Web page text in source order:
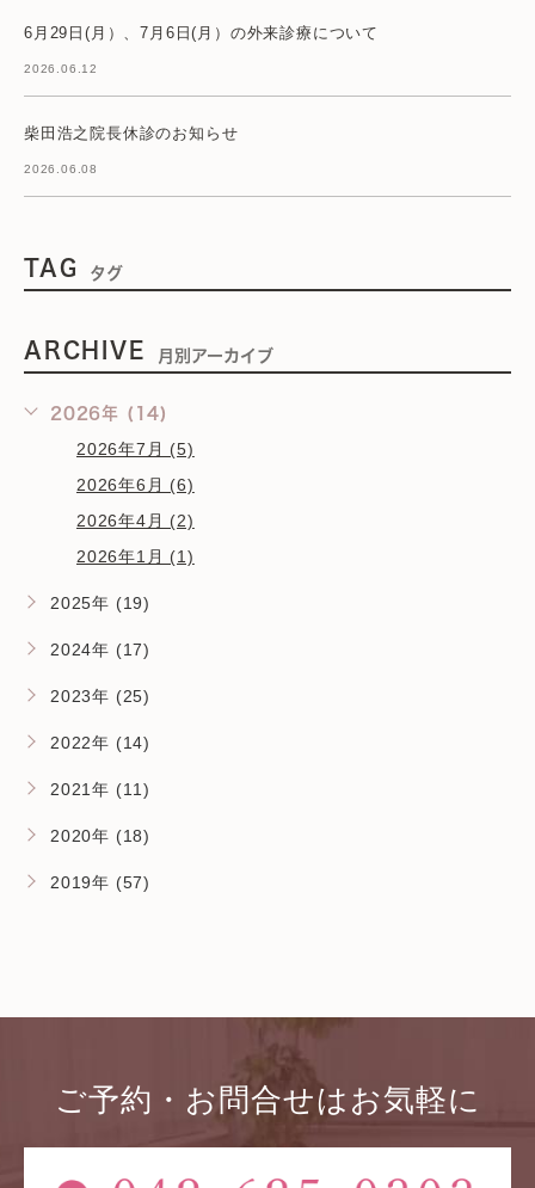
6月29日(月）、7月6日(月）の外来診療について
2026.06.12
柴田浩之院長休診のお知らせ
2026.06.08
TAG タグ
ARCHIVE 月別アーカイブ
2026年 (14)
2026年7月 (5)
2026年6月 (6)
2026年4月 (2)
2026年1月 (1)
2025年 (19)
2024年 (17)
2023年 (25)
2022年 (14)
2021年 (11)
2020年 (18)
2019年 (57)
ご予約・お問合せはお気軽に